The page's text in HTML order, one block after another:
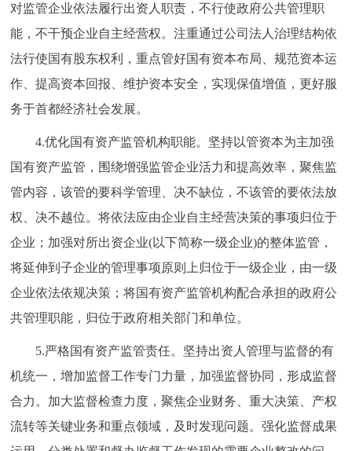
对监管企业依法履行出资人职责，不行使政府公共管理职
能，不干预企业自主经营权。注重通过公司法人治理结构依
法行使国有股东权利，重点管好国有资本布局、规范资本运
作、提高资本回报、维护资本安全，实现保值增值，更好服
务于首都经济社会发展。
4.优化国有资产监管机构职能。坚持以管资本为主加强
国有资产监管，围绕增强监管企业活力和提高效率，聚焦监
管内容，该管的要科学管理、决不缺位，不该管的要依法放
权、决不越位。将依法应由企业自主经营决策的事项归位于
企业；加强对所出资企业(以下简称一级企业)的整体监管，
将延伸到子企业的管理事项原则上归位于一级企业，由一级
企业依法依规决策；将国有资产监管机构配合承担的政府公
共管理职能，归位于政府相关部门和单位。
5.严格国有资产监管责任。坚持出资人管理与监督的有
机统一，增加监督工作专门力量，加强监督协同，形成监督
合力。加大监督检查力度，聚焦企业财务、重大决策、产权
流转等关键业务和重点领域，及时发现问题。强化监督成果